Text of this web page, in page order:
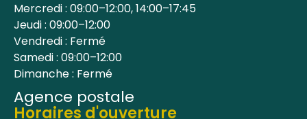
Mercredi : 09:00–12:00, 14:00–17:45
Jeudi : 09:00–12:00
Vendredi : Fermé
Samedi : 09:00–12:00
Dimanche : Fermé
Agence postale
Horaires d'ouverture